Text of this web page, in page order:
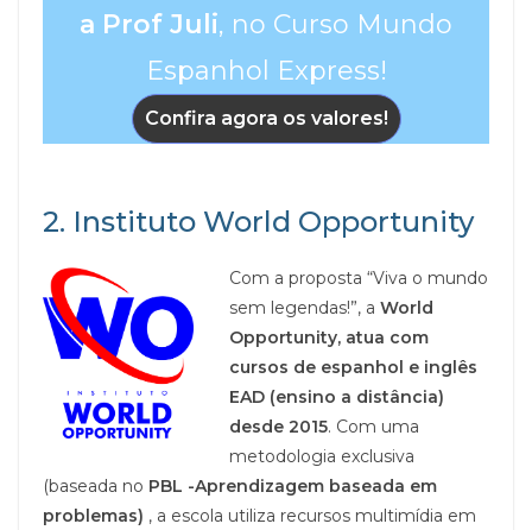
a Prof Juli, no Curso Mundo
Espanhol Express!
Confira agora os valores!
2. Instituto World Opportunity
Com a proposta “Viva o mundo
sem legendas!”, a World
Opportunity, atua com
cursos de espanhol e inglês
EAD (ensino a distância)
desde 2015. Com uma
metodologia exclusiva
(baseada no PBL -Aprendizagem baseada em
problemas) , a escola utiliza recursos multimídia em